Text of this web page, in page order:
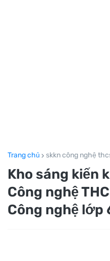
Trang chủ skkn công nghệ
Kho sáng kiến
Công nghệ
Công nghệ lớp